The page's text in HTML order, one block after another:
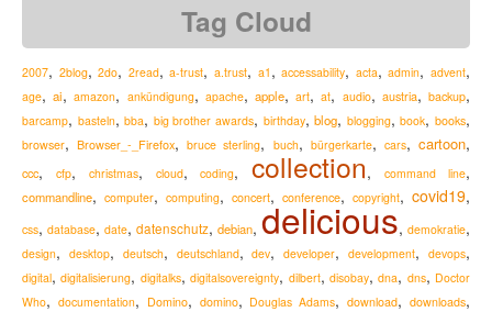
Tag Cloud
2007, 2blog,2do, 2read,a-trust,a.trust, a1 ,accessability, acta,admin,advent,
age,ai,amazon, ankündigung, apache,apple,art,at, audio, austria,backup,
barcamp, basteln,bba, big brother awards, birthday,blog, blogging,book,books,
browser,Browser_-_Firefox,bruce sterling, buch, bürgerkarte, cars,cartoon,
ccc, cfp, christmas, cloud,coding,collection,command line,
commandline, computer, computing, concert, conference, copyright, covid19,
css, database, date, datenschutz, debian, delicious, demokratie,
design, desktop, deutsch, deutschland,dev,developer,development,devops,
digital,digitalisierung, digitalks,digitalsovereignty, dilbert, disobay,dna, dns, Doctor
Who, documentation, Domino, domino, Douglas Adams,download,downloads,